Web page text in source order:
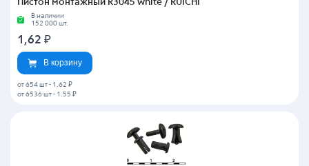
В наличии
152 000 шт.
1,62 ₽
В корзину
от 654 шт - 1.62 ₽
от 6536 шт - 1.55 ₽